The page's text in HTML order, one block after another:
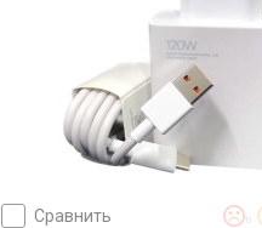
сравнить